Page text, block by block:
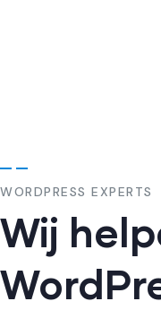
WORDPRESS EXPERTS
Wij